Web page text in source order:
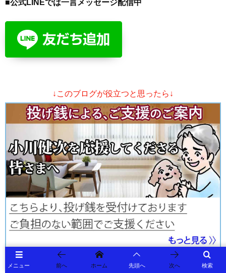
■公式LINEでは一言メッセージ配信中
↓このブログが役立つと思ったら↓
メニュー 検索
前へ ホーム 先頭へ 次へ